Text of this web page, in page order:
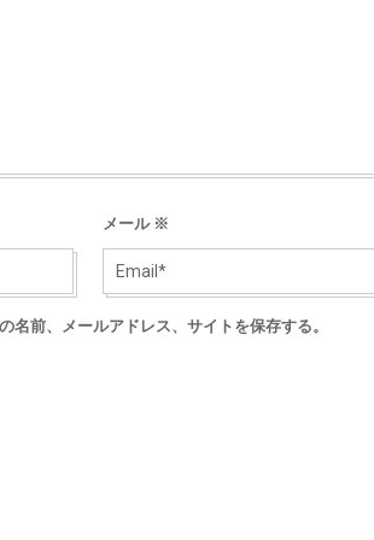
メール ※
前、メールアドレス、サイトを保存する。